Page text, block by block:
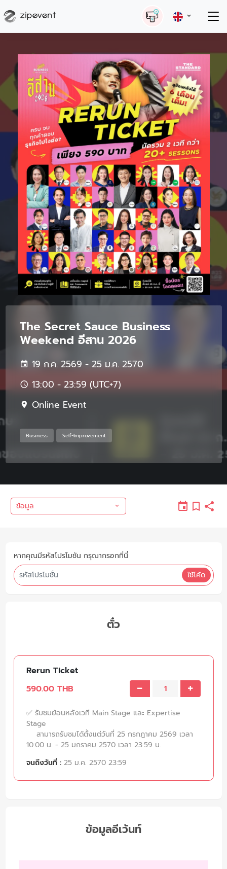
The Secret Sauce Business
Weekend อีสาน 2026
19 ก.ค. 2569 - 25 ม.ค. 2570
13:00 - 23:59 (UTC+7)
Online Event
Business Self-Improvement
ข้อมูล
หากคุณมีรหัสโปรโมชัน กรุณากรอกที่นี่
ใช้โค้ด
ตั๋ว
Rerun Ticket
590.00 THB
✅ รับชมย้อนหลังเวที Main Stage และ Expertise
Stage
สามารถรับชมได้ตั้งแต่วันที่ 25 กรกฎาคม 2569 เวลา
10:00 น. - 25 มกราคม 2570 เวลา 23:59 น.
จนถึงวันที่ : 25 ม.ค. 2570 23:59
ข้อมูลอีเว้นท์